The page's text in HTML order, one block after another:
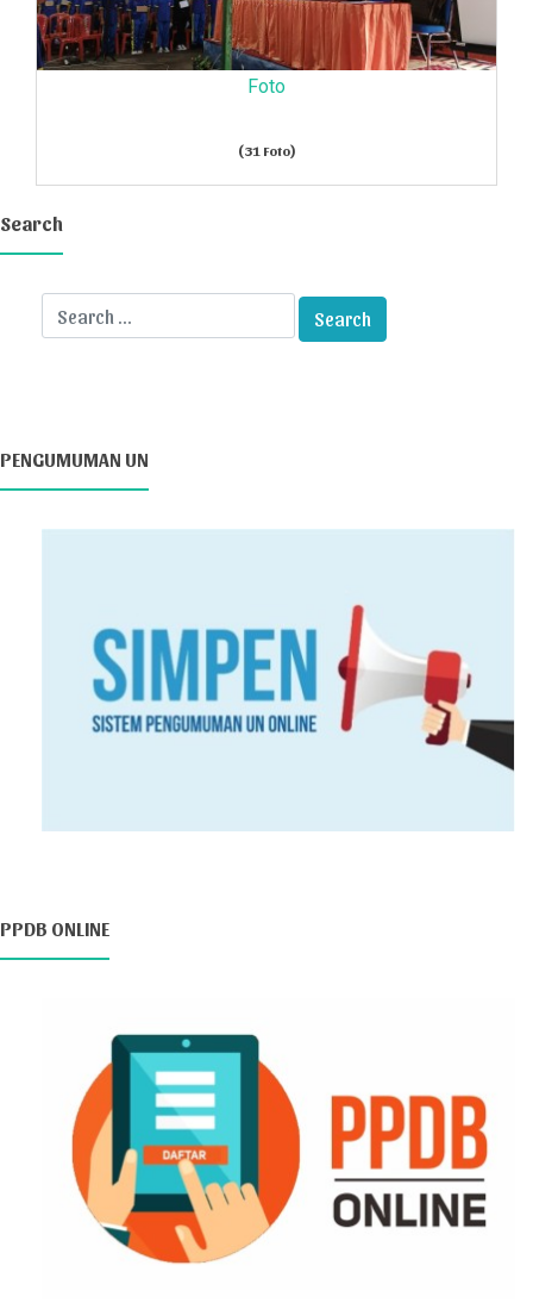
Foto
(31 Foto)
Search
PENGUMUMAN UN
PPDB ONLINE